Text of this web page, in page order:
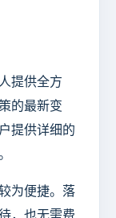
提供全方
的最新变
提供详细的
为便捷。落
，也无需费